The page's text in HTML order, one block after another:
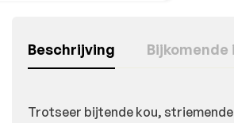
Beschrijving
Trotseer bijtende kou, striemende